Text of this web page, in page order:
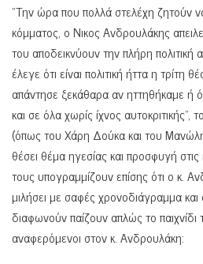
“Την ώρα που πολλά στελέχη ζητούν
κόμματος, ο Νικος Ανδρουλάκης
του αποδεικνύουν την πλήρη
έλεγε ότι είναι πολιτική ήττα η
απάντησε ξεκάθαρα αν ηττηθήκαμε ή
και σε όλα χωρίς ίχνος αυτοκριτικής”,
(όπως του Χάρη Δούκα και του
θέσει θέμα ηγεσίας και προσφυγή
τους υπογραμμίζουν επίσης ότι ο κ.
μιλήσει με σαφές χρονοδιάγραμμα και
διαφωνούν παίζουν απλώς το
αναφερόμενοι στον κ. Ανδρουλάκη: